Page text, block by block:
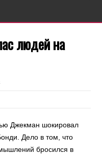
людей на
Джекман шокировал
Дело в том, что
бросился в